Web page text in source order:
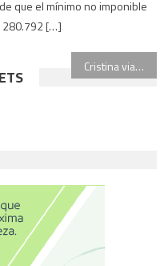
que el mínimo no imponible
280.792 […]
Cristina viajó a Cuba para visitar a Florencia Kirchner